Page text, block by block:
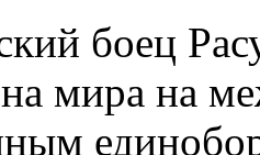
боец
мира на